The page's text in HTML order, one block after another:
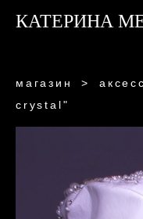
КАТЕРИНА
магазин >
crystal"